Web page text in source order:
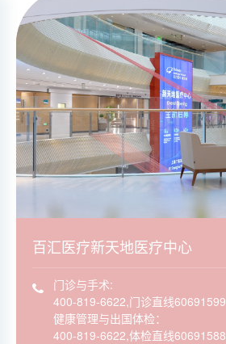
百汇医疗新天地医疗中心
门诊与手术:
400-819-6622,门诊直线60691599
健康管理与出国体检：
400-819-6622,体检直线60691588